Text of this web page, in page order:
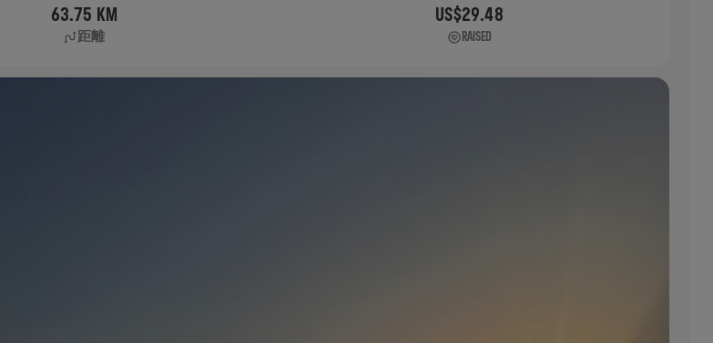
63.75 KM
距離
US$29.48
RAISED